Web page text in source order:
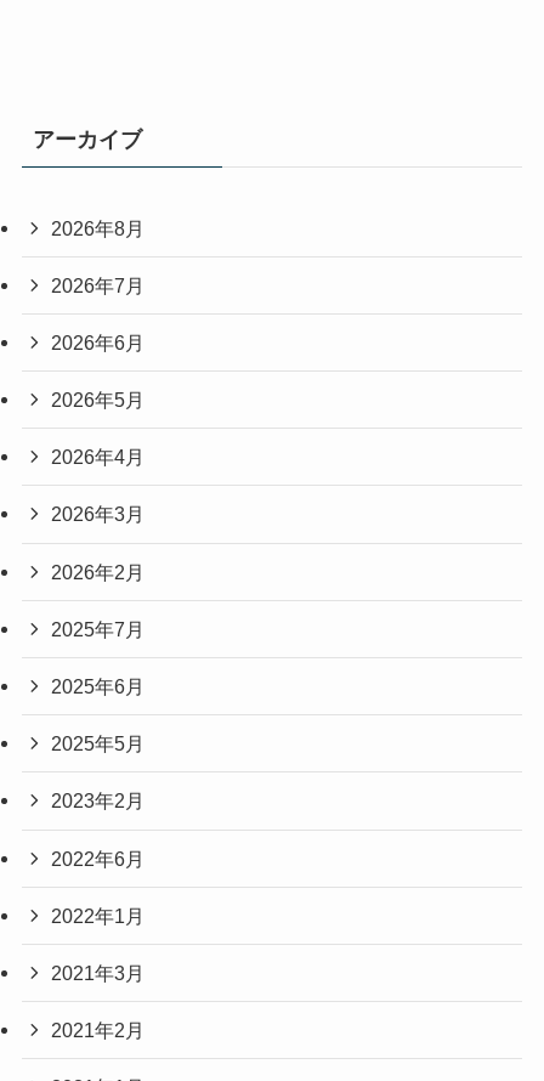
アーカイブ
2026年8月
2026年7月
2026年6月
2026年5月
2026年4月
2026年3月
2026年2月
2025年7月
2025年6月
2025年5月
2023年2月
2022年6月
2022年1月
2021年3月
2021年2月